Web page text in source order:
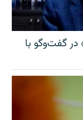
گفت‌وگو با